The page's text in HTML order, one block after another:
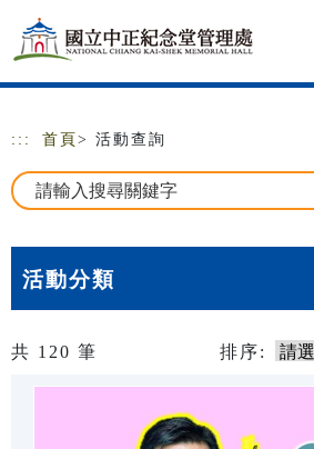
跳到主要內容
網站導覽
::: 首頁 > 活動查詢
活動分類
共 120 筆 排序: